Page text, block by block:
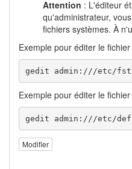
Attention : L'éditeur
qu'administrateur,
fichiers systèmes. À
Exemple pour éditer le
gedit admin:///etc/
Exemple pour éditer le
gedit admin:///etc/
Modifier